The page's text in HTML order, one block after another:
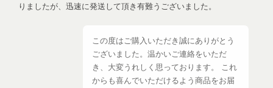
りましたが、迅速に発送して頂き有難うございました。
この度はご購入いただき誠にありがとう
ございました。温かいご連絡をいただ
き、大変うれしく思っております。 これ
からも喜んでいただけるよう商品をお届